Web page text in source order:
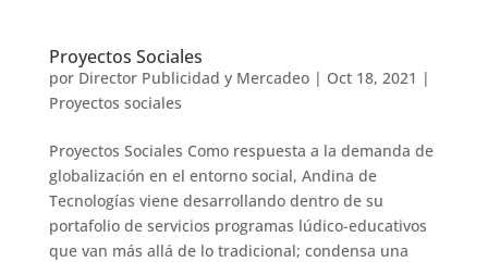
Proyectos Sociales
por Director Publicidad y Mercadeo| Oct 18, 2021 |
Proyectos sociales
Proyectos Sociales Como respuesta a la demanda de
globalización en el entorno social, Andina de
Tecnologías viene desarrollando dentro de su
portafolio de servicios programas lúdico-educativos
que van más allá de lo tradicional; condensa una